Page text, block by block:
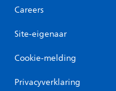
Careers
Site-eigenaar
Cookie-melding
Privacyverklaring